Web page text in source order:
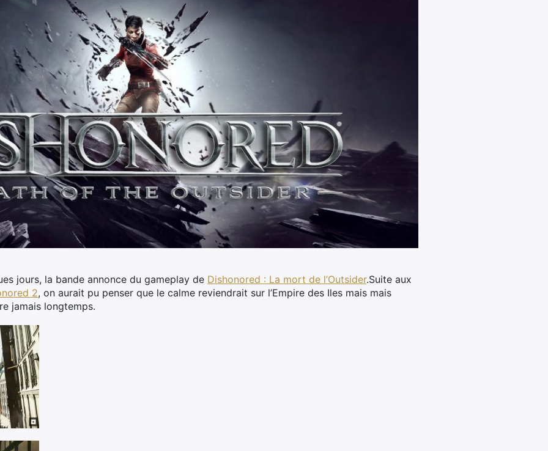
jours, la bande annonce du gameplay de Dishonored : La mort de l’Outsider.Suite aux
2, on aurait pu penser que le calme reviendrait sur l’Empire des Iles mais mais
jamais longtemps.